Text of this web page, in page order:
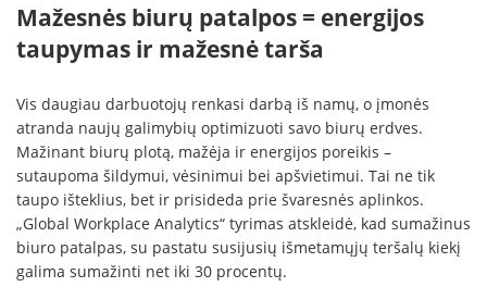
Mažesnės biurų patalpos = energijos
taupymas ir mažesnė tarša
Vis daugiau darbuotojų renkasi darbą iš namų, o įmonės
atranda naujų galimybių optimizuoti savo biurų erdves.
Mažinant biurų plotą, mažėja ir energijos poreikis –
sutaupoma šildymui, vėsinimui bei apšvietimui. Tai ne tik
taupo išteklius, bet ir prisideda prie švaresnės aplinkos.
„Global Workplace Analytics“ tyrimas atskleidė, kad sumažinus
biuro patalpas, su pastatu susijusių išmetamųjų teršalų kiekį
galima sumažinti net iki 30 procentų.